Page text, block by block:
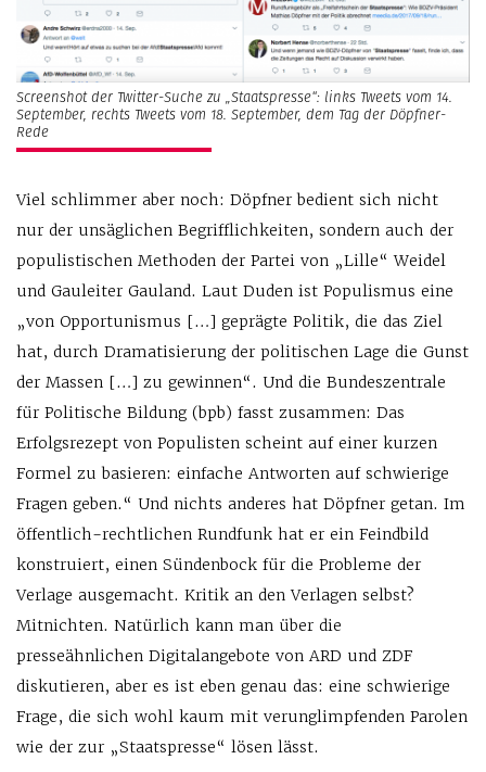
Screenshot der Twitter-Suche zu „Staatspresse“: links Tweets vom 14.
September, rechts Tweets vom 18. September, dem Tag der Döpfner-
Rede
Viel schlimmer aber noch: Döpfner bedient sich nicht
nur der unsäglichen Begrifflichkeiten, sondern auch der
populistischen Methoden der Partei von „Lille“ Weidel
und Gauleiter Gauland. Laut Duden ist Populismus eine
„von Opportunismus […] geprägte Politik, die das Ziel
hat, durch Dramatisierung der politischen Lage die Gunst
der Massen […] zu gewinnen“. Und die Bundeszentrale
für Politische Bildung (bpb) fasst zusammen: Das
Erfolgsrezept von Populisten scheint auf einer kurzen
Formel zu basieren: einfache Antworten auf schwierige
Fragen geben.“ Und nichts anderes hat Döpfner getan. Im
öffentlich-rechtlichen Rundfunk hat er ein Feindbild
konstruiert, einen Sündenbock für die Probleme der
Verlage ausgemacht. Kritik an den Verlagen selbst?
Mitnichten. Natürlich kann man über die
presseähnlichen Digitalangebote von ARD und ZDF
diskutieren, aber es ist eben genau das: eine schwierige
Frage, die sich wohl kaum mit verunglimpfenden Parolen
wie der zur „Staatspresse“ lösen lässt.